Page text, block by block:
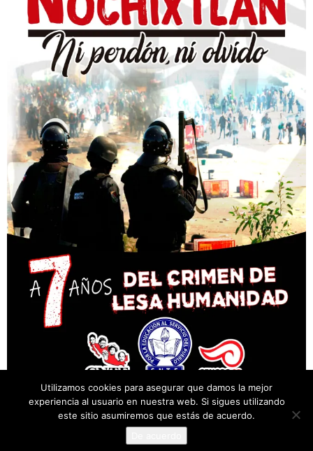
© Desarrollado por Cencos Sección XXII, Oaxaca.
Utilizamos cookies para asegurar que damos la mejor
experiencia al usuario en nuestra web. Si sigues utilizando
este sitio asumiremos que estás de acuerdo.